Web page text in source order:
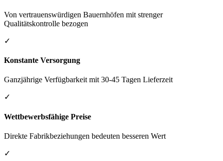
Von vertrauenswürdigen Bauernhöfen mit strenger
Qualitätskontrolle bezogen
✓
Konstante Versorgung
Ganzjährige Verfügbarkeit mit 30-45 Tagen Lieferzeit
✓
Wettbewerbsfähige Preise
Direkte Fabrikbeziehungen bedeuten besseren Wert
✓